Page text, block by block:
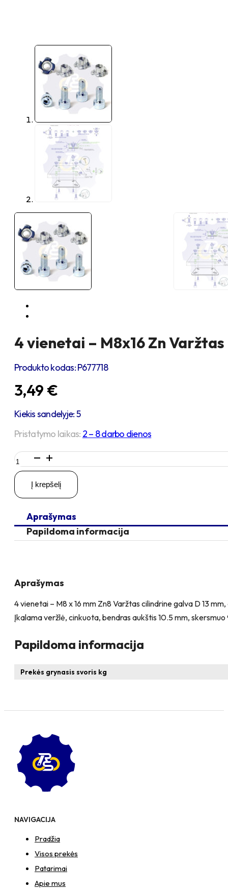
4 vienetai – M8x16 Zn
Produkto kodas:P677718
3,49 €
Kiekis sandelyje: 5
Pristatymo laikas: 2 – 8 darbo dienos
produkto
kiekis:
4
vienetai
–
Varžtas
cilindrine
vienetai
–
NEM8x10
Įkalama
veržlė
Į krepšelį
Aprašymas
Papildoma informacija
Aprašymas
4 vienetai – M8 x 16 mm Zn8 Varžtas cilindrine galva D 13
Įkalama veržlė, cinkuota, bendras aukštis 10.5 mm,
Papildoma informacija
Prekės grynasis svoris kg
NAVIGACIJA
Pradžia
Visos prekės
Patarimai
Apie mus